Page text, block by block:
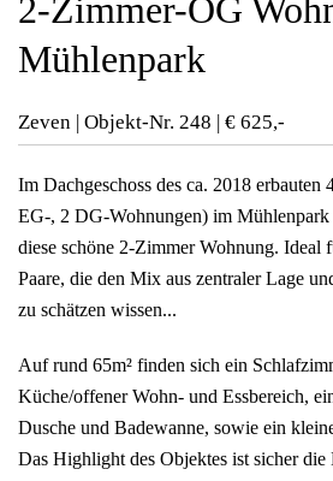
2-Zimmer-OG
Mühlenpark
Zeven | Objekt-Nr. 248 | € 625,-
Im Dachgeschoss des ca. 2018 erbauten
EG-, 2 DG-Wohnungen) im Mühlenpark
diese schöne 2-Zimmer Wohnung. Ideal
Paare, die den Mix aus zentraler Lage
zu schätzen wissen...
Auf rund 65m² finden sich ein
Küche/offener Wohn- und Essbereich,
Dusche und Badewanne, sowie ein
Das Highlight des Objektes ist sicher die